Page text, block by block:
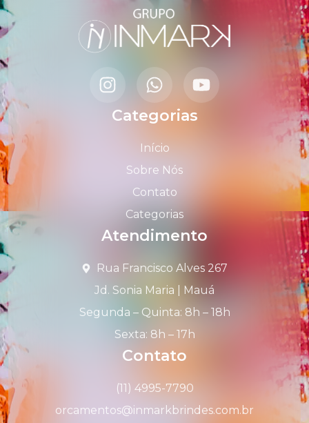
Categorias
Início
Sobre Nós
Contato
Categorias
Atendimento
Rua Francisco Alves 267
Jd. Sonia Maria | Mauá
Segunda – Quinta: 8h – 18h
Sexta: 8h – 17h
Contato
(11) 4995-7790
orcamentos@inmarkbrindes.com.br